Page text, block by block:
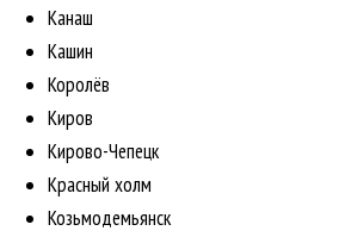
Канаш
Кашин
Королёв
Киров
Кирово-Чепецк
Красный холм
Козьмодемьянск